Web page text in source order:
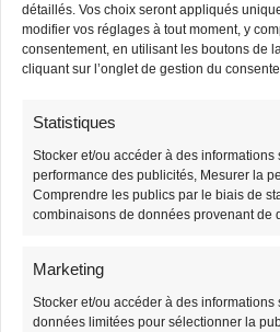
détaillés. Vos choix seront appliqués
modifier vos réglages à tout moment, y
consentement, en utilisant les boutons de
cliquant sur l’onglet de gestion du
Statistiques
Stocker et/ou accéder à des
performance des publicités, Mesurer la
Comprendre les publics par le biais de
combinaisons de données provenant de
Marketing
Stocker et/ou accéder à des
données limitées pour sélectionner la
Sac Banane
39,90 38,90€